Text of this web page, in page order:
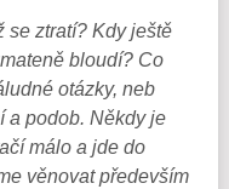
se ztratí? Kdy ještě
bloudí? Co
otázky, neb
a podob. Někdy je
málo a jde do
věnovat především